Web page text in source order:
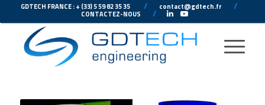
GDTECH FRANCE : + (33) 5 59 82 35 35 //--- contact@gdtech.fr //--
CONTACTEZ-NOUS ---// ---